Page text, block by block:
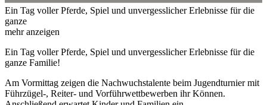
Ein Tag voller Pferde, Spiel und unvergesslicher Erlebnisse für die
ganze
mehr anzeigen
Ein Tag voller Pferde, Spiel und unvergesslicher Erlebnisse für die
ganze Familie!
Am Vormittag zeigen die Nachwuchstalente beim Jugendturnier mit
Führzügel-, Reiter- und Vorführwettbewerben ihr Können.